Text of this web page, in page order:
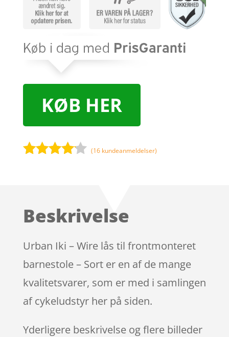
KØB HER
på
ømmels
er
(16 kundeanmeldelser)
Beskrivelse
Urban Iki – Wire lås til frontmonteret
barnestole – Sort er en af de mange
kvalitetsvarer, som er med i samlingen
af cykeludstyr her på siden.
Yderligere beskrivelse og flere billeder